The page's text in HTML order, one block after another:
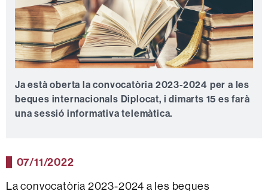
Ja està oberta la convocatòria 2023-2024 per a les
beques internacionals Diplocat, i dimarts 15 es farà
una sessió informativa telemàtica.
07/11/2022
La convocatòria 2023-2024 a les beques